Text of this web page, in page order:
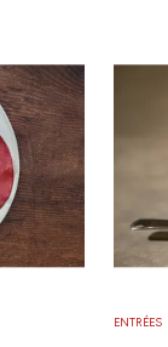
ENTRÉES